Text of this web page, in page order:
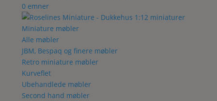
0 emner
Miniature møbler
Alle møbler
JBM, Bespaq og finere møbler
Retro miniature møbler
Kurveflet
Ubehandlede møbler
Second hand møbler